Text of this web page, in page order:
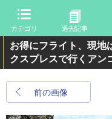
カテゴリ 過去記事
お得にフライト、現地
クスプレスで行くアン
前の画像